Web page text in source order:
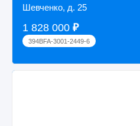
Шевченко, д. 25
1 828 000 ₽
394BFA-3001-2449-6